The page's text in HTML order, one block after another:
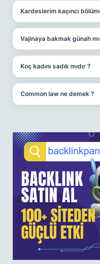
Kardeslerim kaçıncı
Vajinaya bakmak günah mı
Koç kadını sadık mıdır ?
Common law ne demek ?